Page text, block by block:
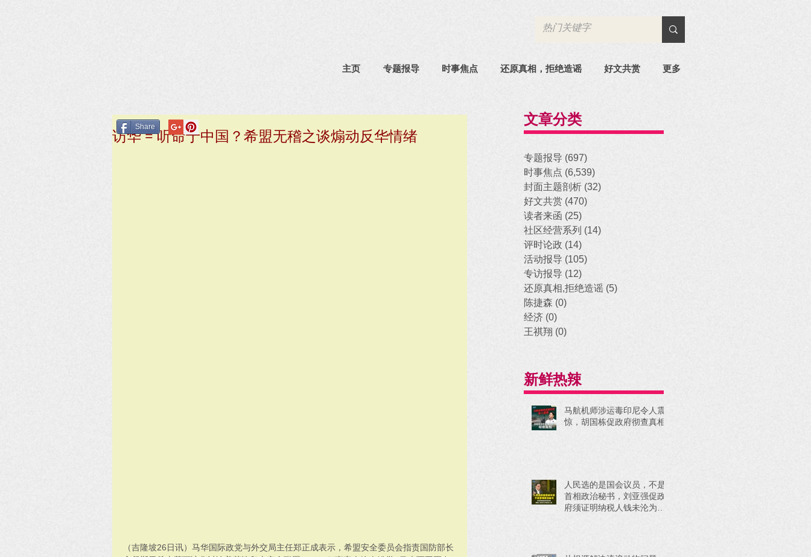
主页 专题报导 时事焦点 还原真相，拒绝造谣 好文共赏 更多
访华 = 听命于中国？希盟无稽之谈煽动反华情绪
（吉隆坡26日讯）马华国际政党与外交局主任郑正成表示，希盟安全委员会指责国防部长
Share 文章分类
专题报导 (697)
时事焦点 (6,539)
封面主题剖析 (32)
好文共赏 (470)
读者来函 (25)
社区经营系列 (14)
评时论政 (14)
活动报导 (105)
专访报导 (12)
还原真相,拒绝造谣 (5)
陈捷森 (0)
经济 (0)
王祺翔 (0)
新鲜热辣
马航机师涉运毒印尼令人震
惊，胡国栋促政府彻查真相
人民选的是国会议员，不是
首相政治秘书，刘亚强促政
府须证明纳税人钱未沦为政